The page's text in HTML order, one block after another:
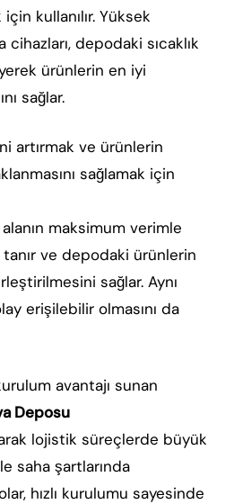
kullanılır. Yüksek
depodaki sıcaklık
ürünlerin en iyi
sağlar.
artırmak ve ürünlerin
sağlamak için
maksimum verimle
tanır ve depodaki ürünlerin
sağlar. Aynı
erişilebilir olmasını da
avantajı sunan
Deposu
lojistik süreçlerde büyük
saha şartlarında
hızlı kurulumu sayesinde